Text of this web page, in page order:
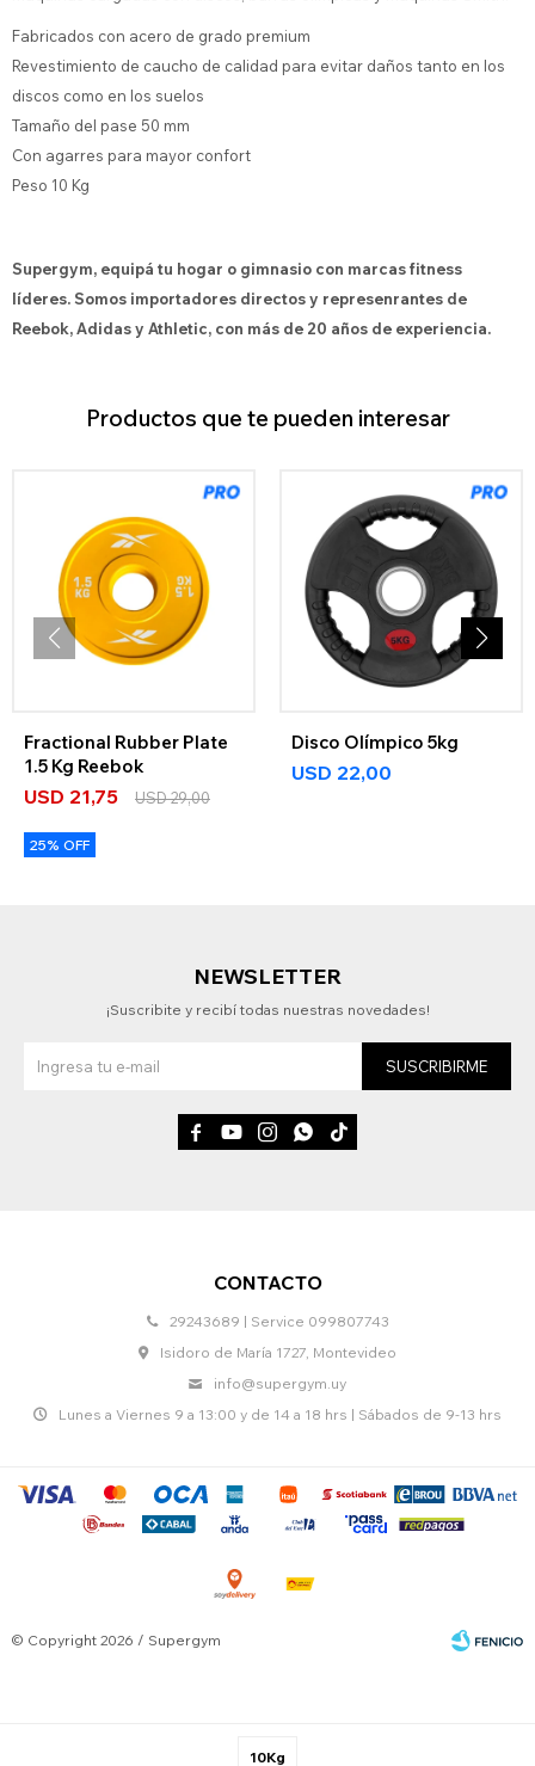
10Kg
Fabricados con acero de grado premium
Revestimiento de caucho de calidad para evitar daños tanto en los
discos como en los suelos
Tamaño del pase 50 mm
Con agarres para mayor confort
Peso 10 Kg
Supergym, equipá tu hogar o gimnasio con marcas fitness
líderes. Somos importadores directos y represenrantes de
Reebok, Adidas y Athletic, con más de 20 años de experiencia.
Productos que te pueden interesar
Fractional Rubber Plate
1.5 Kg Reebok
USD 21,75 USD29,00
25% OFF
Disco Olímpico 5kg
USD 22,00
CONTACTO
29243689 | Service 099807743
Isidoro de María 1727, Montevideo
info@supergym.uy
Lunes a Viernes 9 a 13:00 y de 14 a 18 hrs | Sábados de 9-13 hrs
NEWSLETTER
¡Suscribite y recibí todas nuestras novedades!
SUSCRIBIRME
    
© Copyright 2026 / Supergym